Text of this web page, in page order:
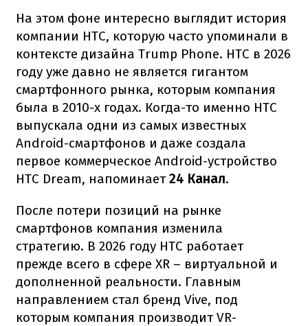
На этом фоне интересно выглядит история
компании HTC, которую часто упоминали в
контексте дизайна Trump Phone. HTC в 2026
году уже давно не является гигантом
смартфонного рынка, которым компания
была в 2010-х годах. Когда-то именно HTC
выпускала одни из самых известных
Android-смартфонов и даже создала
первое коммерческое Android-устройство
HTC Dream, напоминает24 Канал.
После потери позиций на рынке
смартфонов компания изменила
стратегию. В 2026 году HTC работает
прежде всего в сфере XR – виртуальной и
дополненной реальности. Главным
направлением стал бренд Vive, под
которым компания производит VR-